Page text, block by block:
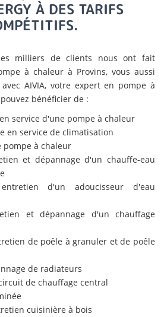
À DES TARIFS
milliers de clients nous ont fait
à chaleur à Provins, vous aussi
AIVIA, votre expert en pompe à
bénéficier de :
service d'une pompe à chaleur
en service de climatisation
pompe à chaleur
et dépannage d'un chauffe-eau
d'un adoucisseur d'eau
et dépannage d'un chauffage
de poêle à granuler et de poêle
de radiateurs
de chauffage central
cuisinière à bois